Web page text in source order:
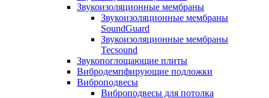
Звукоизоляционные мембраны
Звукоизоляционные мембраны
SoundGuard
Звукоизоляционные мембраны
Tecsound
Звукопоглощающие плиты
Вибродемпфирующие подложки
Виброподвесы
Виброподвесы для потолка